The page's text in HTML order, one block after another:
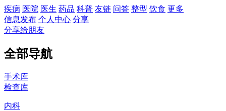
疾病 医院 医生 药品 科普 友链 问答 整型 饮食 更多
信息发布 个人中心 分享
分享给朋友
全部导航
手术库
检查库
内科